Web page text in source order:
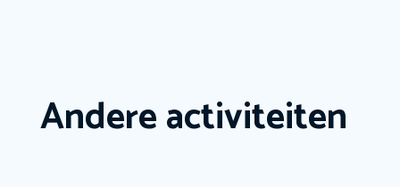
Andere activiteiten